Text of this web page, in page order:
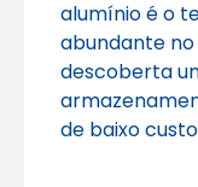
alumínio é o
abundante
descoberta
de baixo